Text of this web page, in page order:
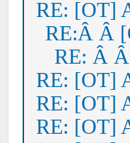
RE: [OT]
RE:Â Â
RE: Â
RE: [OT]
RE: [OT]
RE: [OT]